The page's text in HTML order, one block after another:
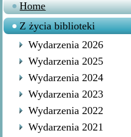
Home
Z życia biblioteki
Wydarzenia 2026
Wydarzenia 2025
Wydarzenia 2024
Wydarzenia 2023
Wydarzenia 2022
Wydarzenia 2021